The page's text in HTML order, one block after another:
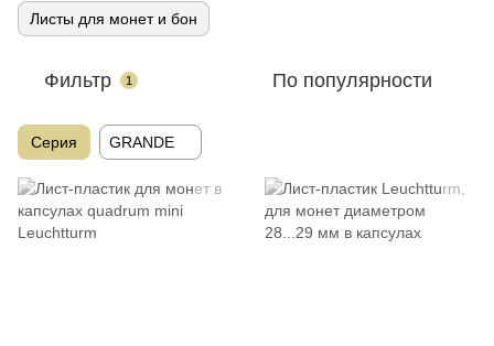
Листы для монет и бон
Фильтр 1 По популярности
Серия GRANDE